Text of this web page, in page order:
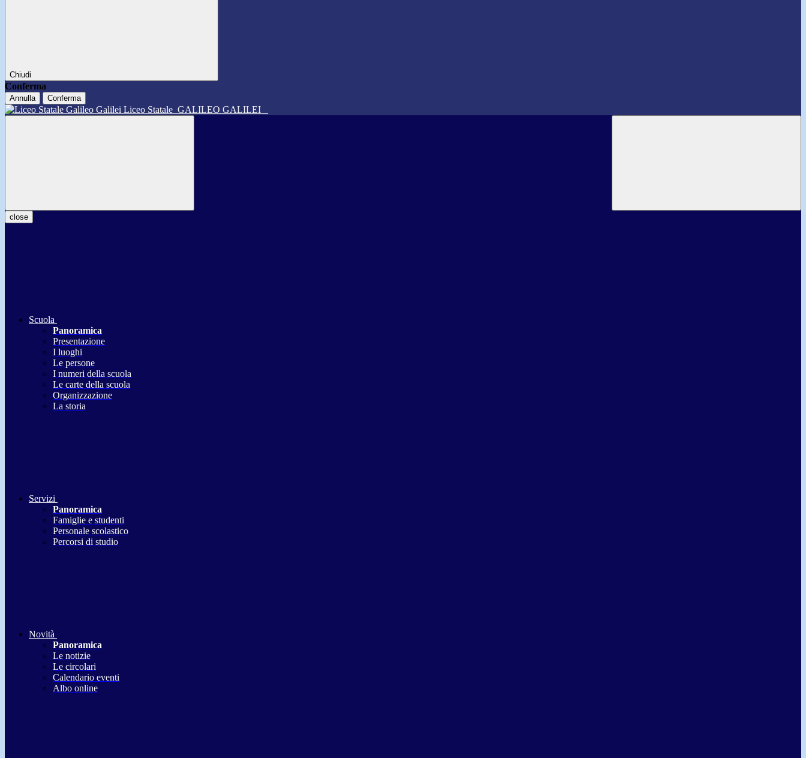
Chiudi
Conferma
Annulla Conferma
Liceo Statale GALILEO GALILEI
close
Scuola
Panoramica
Presentazione
I luoghi
Le persone
I numeri della scuola
Le carte della scuola
Organizzazione
La storia
Servizi
Panoramica
Famiglie e studenti
Personale scolastico
Percorsi di studio
Novità
Panoramica
Le notizie
Le circolari
Calendario eventi
Albo online